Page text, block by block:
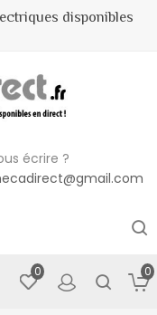
disponibles
écrire ?
0
0